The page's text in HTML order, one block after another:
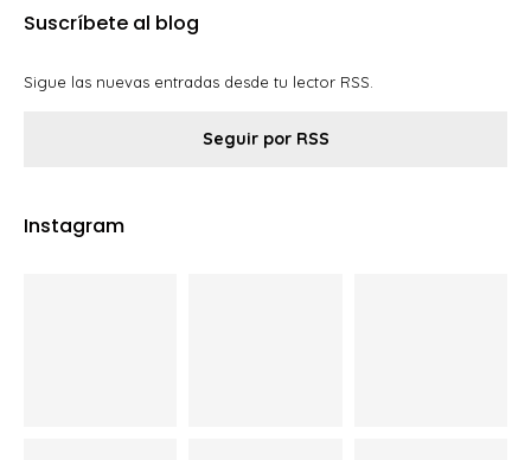
Suscríbete al blog
Sigue las nuevas entradas desde tu lector RSS.
Seguir por RSS
Instagram